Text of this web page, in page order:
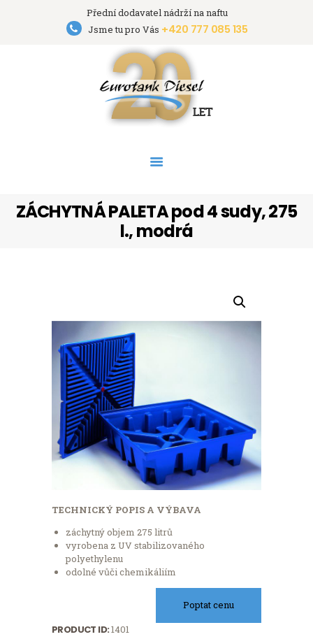
Přední dodavatel nádrží na naftu
Jsme tu pro Vás +420 777 085 135
ZÁCHYTNÁ PALETA pod 4 sudy, 275
l., modrá
Eurotank Diesel s.r.o.
Přední dodavatel nádrží na naftu
HOME
NÁDRŽE
PRONÁJEM NÁDRŽÍ
O FIRMĚ
KONTAKT
TECHNICKÝ POPIS A VÝBAVA
záchytný objem 275 litrů
vyrobena z UV stabilizovaného
polyethylenu
odolné vůči chemikáliím
Poptat cenu
PRODUCT ID:1401